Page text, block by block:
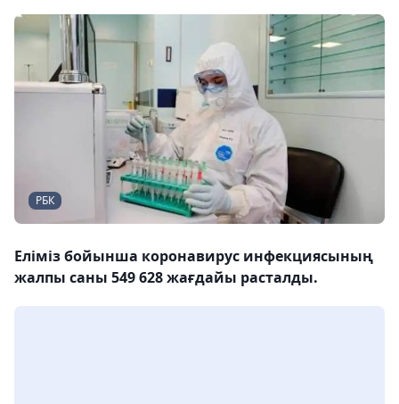
РБК
Еліміз бойынша коронавирус инфекциясының
жалпы саны 549 628 жағдайы расталды.